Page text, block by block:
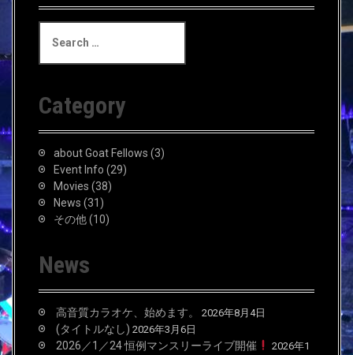
a
c
h
f
Category
about Goat Fellows (3)
Event Info (29)
Movies (38)
News (31)
その他(10)
News
高音質カラオケ、始めます。 2026年8月4日
(タイトルなし) 2026年3月6日
2026／1／24 恒例マンスリーライブ開催
2026年1